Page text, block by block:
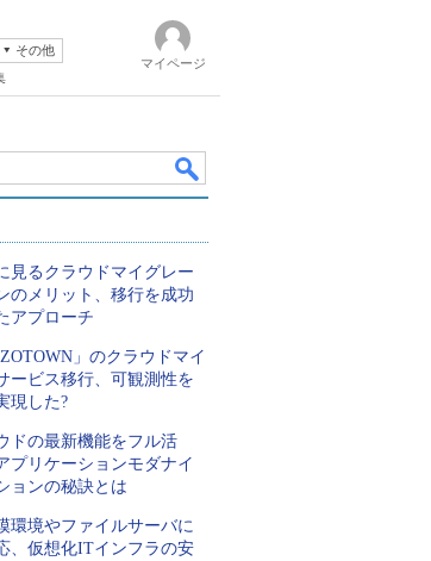
その他
マイページ
見るクラウドマイグレー
のメリット、移行を成功
アプローチ
」のクラウドマイ
ービス移行、可観測性を
現した?
ドの最新機能をフル活
プリケーションモダナイ
ョンの秘訣とは
環境やファイルサーバに
、仮想化ITインフラの安